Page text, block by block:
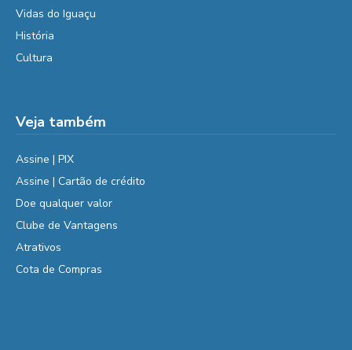
Vidas do Iguaçu
História
Cultura
Veja também
Assine | PIX
Assine | Cartão de crédito
Doe qualquer valor
Clube de Vantagens
Atrativos
Cota de Compras